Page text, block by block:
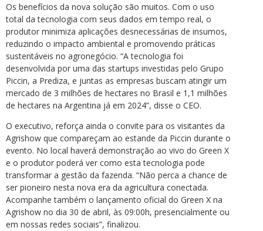
Os benefícios da nova solução são muitos. Com o uso
total da tecnologia com seus dados em tempo real, o
produtor minimiza aplicações desnecessárias de insumos,
reduzindo o impacto ambiental e promovendo práticas
sustentáveis no agronegócio. “A tecnologia foi
desenvolvida por uma das startups investidas pelo Grupo
Piccin, a Prediza, e juntas as empresas buscam atingir um
mercado de 3 milhões de hectares no Brasil e 1,1 milhões
de hectares na Argentina já em 2024”, disse o CEO.
O executivo, reforça ainda o convite para os visitantes da
Agrishow que compareçam ao estande da Piccin durante o
evento. No local haverá demonstração ao vivo do Green X
e o produtor poderá ver como esta tecnologia pode
transformar a gestão da fazenda. “Não perca a chance de
ser pioneiro nesta nova era da agricultura conectada.
Acompanhe também o lançamento oficial do Green X na
Agrishow no dia 30 de abril, às 09:00h, presencialmente ou
em nossas redes sociais”, finalizou.